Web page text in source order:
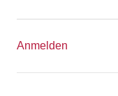
Anmelden